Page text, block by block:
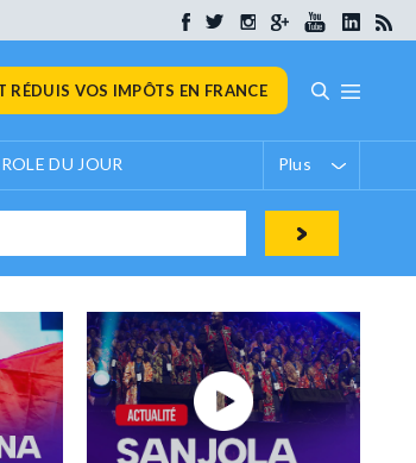
RÉDUIS VOS IMPÔTS EN FRANCE
DU JOUR Plus